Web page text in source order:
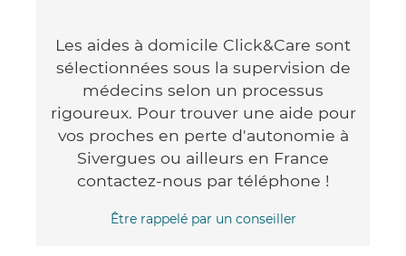
Les aides à domicile Click&Care sont
sélectionnées sous la supervision de
médecins selon un processus
rigoureux. Pour trouver une aide pour
vos proches en perte d'autonomie à
Sivergues ou ailleurs en France
contactez-nous par téléphone !
Être rappelé par un conseiller